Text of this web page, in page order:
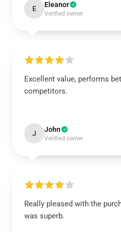
E Eleanor
Verified owner
Excellent value, performs
competitors.
J John
Verified owner
Really pleased with the
was superb.